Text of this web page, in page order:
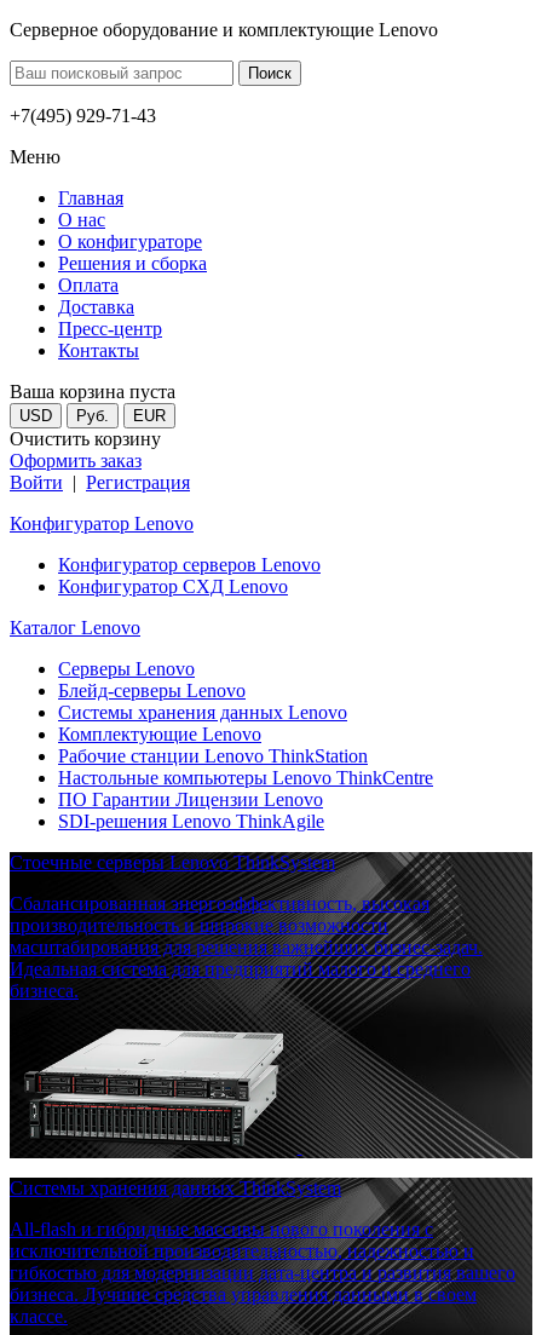
Серверное оборудование и комплектующие Lenovo
+7(495) 929-71-43
Меню
Главная
О нас
О конфигураторе
Решения и сборка
Оплата
Доставка
Пресс-центр
Контакты
Ваша корзина пуста
USD Руб. EUR
Очистить корзину
Оформить заказ
Войти | Регистрация
Конфигуратор Lenovo
Конфигуратор серверов Lenovo
Конфигуратор СХД Lenovo
Каталог Lenovo
Серверы Lenovo
Блейд-серверы Lenovo
Системы хранения данных Lenovo
Комплектующие Lenovo
Рабочие станции Lenovo ThinkStation
Настольные компьютеры Lenovo ThinkCentre
ПО Гарантии Лицензии Lenovo
SDI-решения Lenovo ThinkAgile
Стоечные серверы Lenovo ThinkSystem
Сбалансированная энергоэффективность, высокая
производительность и широкие возможности
масштабирования для решения важнейших бизнес-задач.
Идеальная система для предприятий малого и среднего
бизнеса.
Системы хранения данных ThinkSystem
All-flash и гибридные массивы нового поколения с
исключительной производительностью, надежностью и
гибкостью для модернизации дата-центра и развития вашего
бизнеса. Лучшие средства управления данными в своем
классе.